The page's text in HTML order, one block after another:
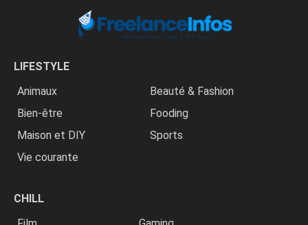
LIFESTYLE
Animaux
Beauté & Fashion
Bien-être
Fooding
Maison et DIY
Sports
Vie courante
CHILL